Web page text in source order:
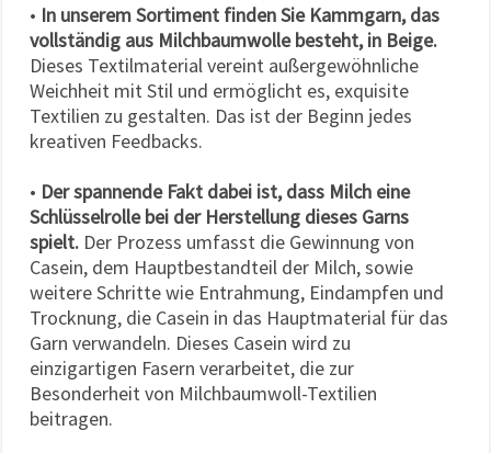
• In unserem Sortiment finden Sie Kammgarn, das
vollständig aus Milchbaumwolle besteht, in Beige.
Dieses Textilmaterial vereint außergewöhnliche
Weichheit mit Stil und ermöglicht es, exquisite
Textilien zu gestalten. Das ist der Beginn jedes
kreativen Feedbacks.
• Der spannende Fakt dabei ist, dass Milch eine
Schlüsselrolle bei der Herstellung dieses Garns
spielt. Der Prozess umfasst die Gewinnung von
Casein, dem Hauptbestandteil der Milch, sowie
weitere Schritte wie Entrahmung, Eindampfen und
Trocknung, die Casein in das Hauptmaterial für das
Garn verwandeln. Dieses Casein wird zu
einzigartigen Fasern verarbeitet, die zur
Besonderheit von Milchbaumwoll-Textilien
beitragen.